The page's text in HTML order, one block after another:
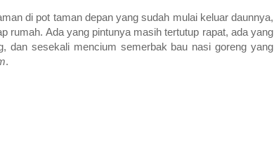
di pot taman depan yang sudah mulai keluar daunnya,
rumah. Ada yang pintunya masih tertutup rapat, ada yang
dan sesekali mencium semerbak bau nasi goreng yang
.